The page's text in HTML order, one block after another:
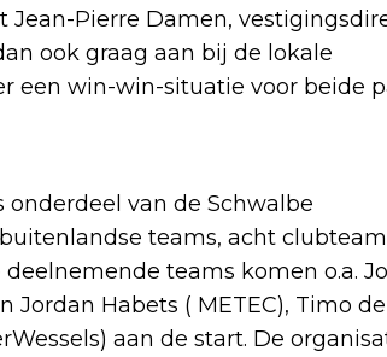
Pierre Damen,
ook graag aan bij de lokale
win-win-situatie voor beide
van de Schwalbe
teams, acht
teams komen o.a.
Jordan Habets ( METEC), Timo
aan de start. De